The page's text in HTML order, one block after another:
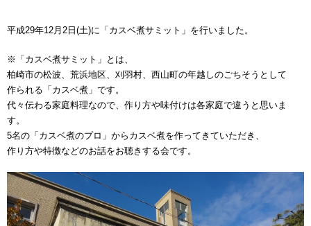
平成29年12月2日(土)に「カスベ煮サミット」を行いました。
※「カスベ煮サミット」とは、
柏崎市の松波、荒浜地区、刈羽村、西山町の年越しのごちそうとして
作られる「カスベ煮」です。
代々伝わる家庭料理なので、作り方や味付けは各家庭で違うと思いま
す。
5名の「カスベ煮のプロ」からカスベ煮を作ってきていただき、
作り方や特徴などのお話をお聴きする会です。